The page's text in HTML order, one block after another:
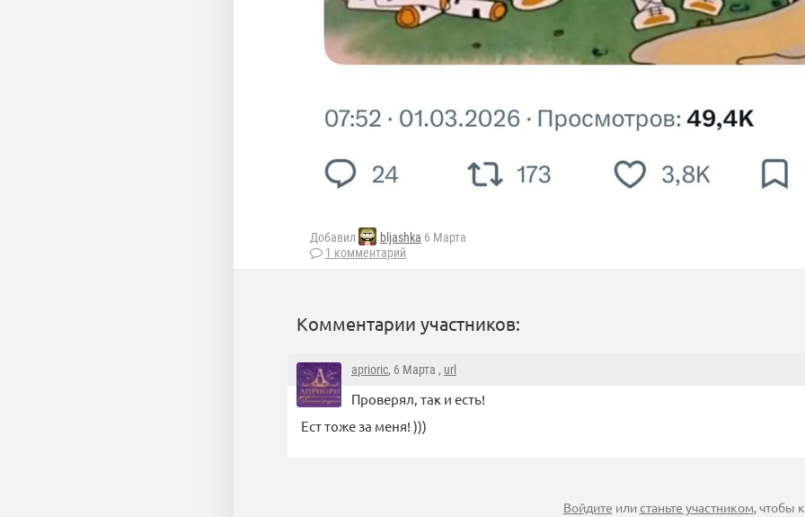
Добавил bljashka 6 Марта
1 комментарий
Комментарии участников:
aprioric, 6 Марта , url
Проверял, так и есть!
Ест тоже за меня! )))
Войдите илистаньте участником, чтобы